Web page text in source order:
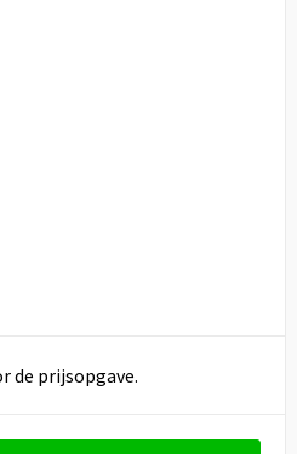
de prijsopgave.